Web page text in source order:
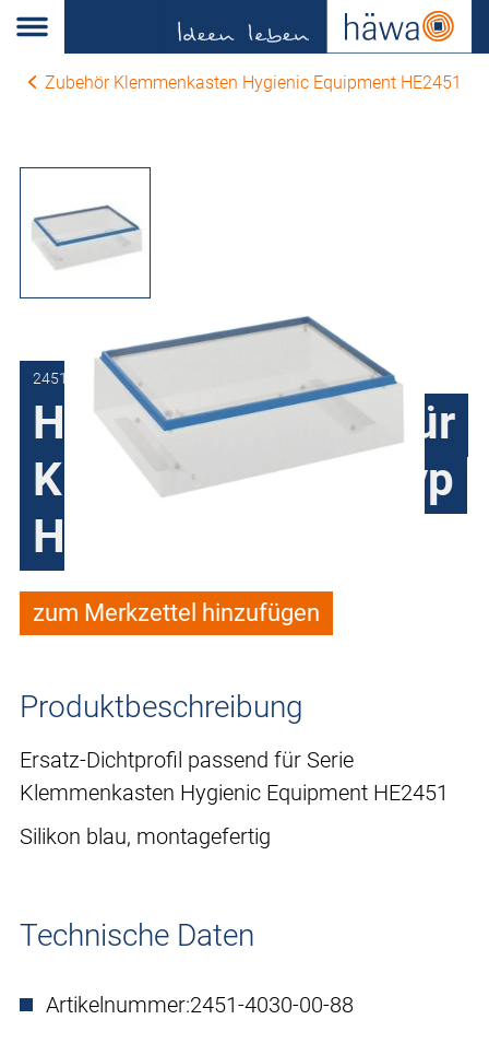
Zubehör Klemmenkasten Hygienic Equipment HE2451
2451-4030-00-88
Hygienedichtung für
Klemmenkasten Typ
HE2451
zum Merkzettel hinzufügen
Produktbeschreibung
Ersatz-Dichtprofil passend für Serie
Klemmenkasten Hygienic Equipment HE2451
Silikon blau, montagefertig
Technische Daten
Artikelnummer:2451-4030-00-88